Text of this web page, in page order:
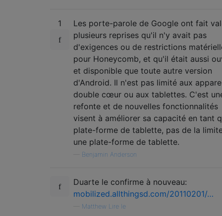
1
Les porte-parole de Google ont fait
plusieurs reprises qu'il n'y avait pas
d'exigences ou de restrictions
pour Honeycomb, et qu'il était aussi
et disponible que toute autre version
d'Android. Il n'est pas limité aux
double cœur ou aux tablettes. C'est
refonte et de nouvelles fonctionnalités
visent à améliorer sa capacité en tant
plate-forme de tablette, pas de la
une plate-forme de tablette.
Benjamin Anderson
Duarte le confirme à nouveau:
mobilized.allthingsd.com/20110201/…
Matthew Lire le